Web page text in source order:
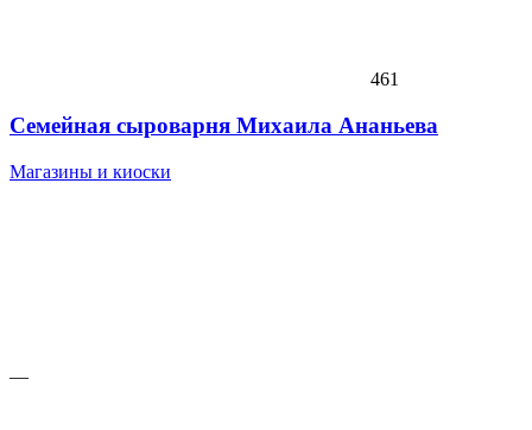
461
Семейная сыроварня Михаила Ананьева
Магазины и киоски
—